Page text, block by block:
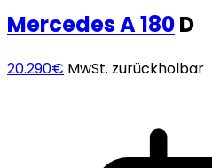
MercedesA 180D
20.290€ MwSt. zurückholbar